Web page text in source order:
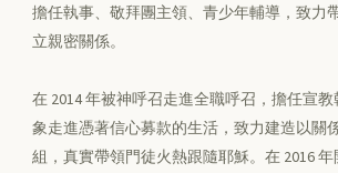
擔任執事、敬拜團主領、青少年輔導，致力
立親密關係。
在 2014 年被神呼召走進全職呼召，擔任宣
象走進憑著信心募款的生活，致力建造以關
組，真實帶領門徒火熱跟隨耶穌。在 2016 年